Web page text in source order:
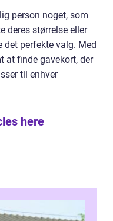
person noget, som
deres størrelse eller
perfekte valg. Med
at finde gavekort, der
til enhver
here